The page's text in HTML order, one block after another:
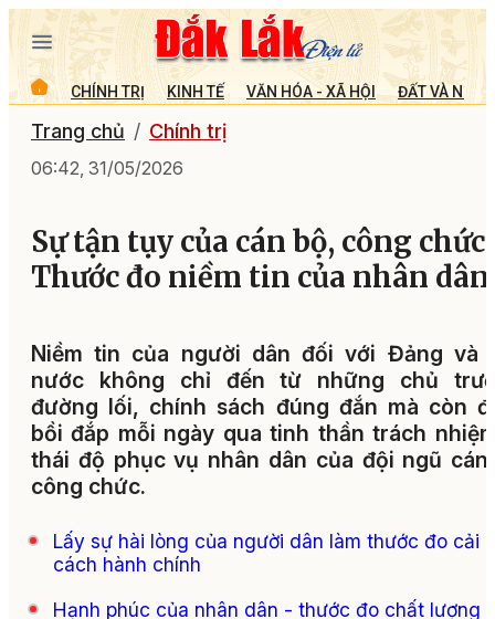
CHÍNH TRỊ KINH TẾ VĂN HÓA - XÃ HỘI ĐẤT VÀ
Trang chủ Chính trị
06:42, 31/05/2026
Sự tận tụy của cán bộ, công chức:
Thước đo niềm tin của nhân dân
Niềm tin của người dân đối với Đảng và
nước không chỉ đến từ những chủ
đường lối, chính sách đúng đắn mà còn
bồi đắp mỗi ngày qua tinh thần trách
thái độ phục vụ nhân dân của đội ngũ cán
công chức.
Lấy sự hài lòng của người dân làm thước đo cải
cách hành chính
Hạnh phúc của nhân dân - thước đo chất lượng